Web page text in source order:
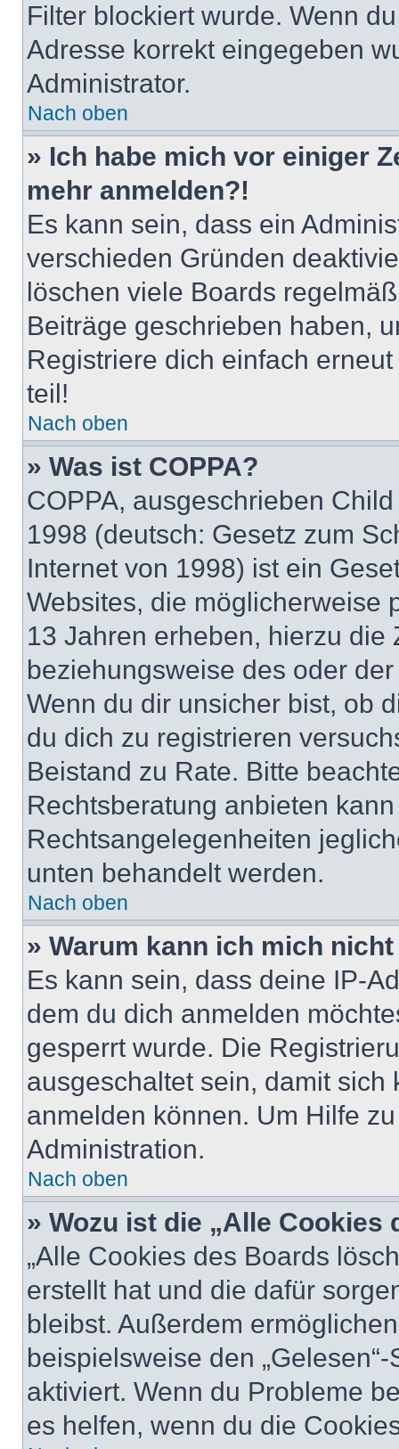
Filter blockiert wurde. Wenn
Adresse korrekt eingegeben
Administrator.
Nach oben
» Ich habe mich vor einiger
mehr anmelden?!
Es kann sein, dass ein
verschieden Gründen
löschen viele Boards
Beiträge geschrieben haben,
Registriere dich einfach
teil!
Nach oben
» Was ist COPPA?
COPPA, ausgeschrieben
1998 (deutsch: Gesetz zum
Internet von 1998) ist ein
Websites, die möglicherweise
13 Jahren erheben, hierzu die
beziehungsweise des oder
Wenn du dir unsicher bist, ob
du dich zu registrieren
Beistand zu Rate. Bitte
Rechtsberatung anbieten
Rechtsangelegenheiten
unten behandelt werden.
Nach oben
» Warum kann ich mich
Es kann sein, dass deine IP-
dem du dich anmelden
gesperrt wurde. Die
ausgeschaltet sein, damit
anmelden können. Um Hilfe
Administration.
Nach oben
» Wozu ist die „Alle
„Alle Cookies des Boards
erstellt hat und die dafür
bleibst. Außerdem
beispielsweise den
aktiviert. Wenn du Probleme
es helfen, wenn du die